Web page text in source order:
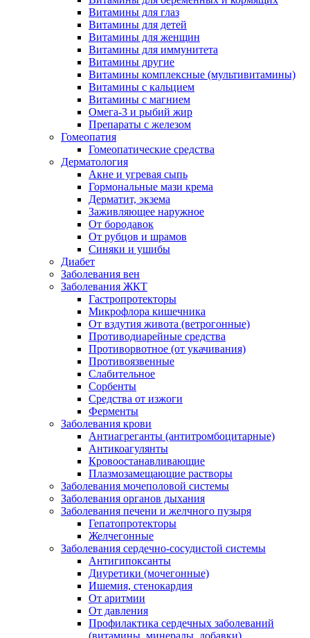
Витамины для глаз
Витамины для детей
Витамины для женщин
Витамины для иммунитета
Витамины другие
Витамины комплексные (мультивитамины)
Витамины с кальцием
Витамины с магнием
Омега-3 и рыбий жир
Препараты с железом
Гомеопатия
Гомеопатические средства
Дерматология
Акне и угревая сыпь
Гормональные мази крема
Дерматит, экзема
Заживляющее наружное
От бородавок
От рубцов и шрамов
Синяки и ушибы
Диабет
Заболевания вен
Заболевания ЖКТ
Гастропротекторы
Микрофлора кишечника
От вздутия живота (ветрогонные)
Противодиарейные средства
Противорвотное (от укачивания)
Противоязвенные
Слабительное
Сорбенты
Средства от изжоги
Ферменты
Заболевания крови
Антиагреганты (антитромбоцитарные)
Антикоагулянты
Кровоостанавливающие
Плазмозамещающие растворы
Заболевания мочеполовой системы
Заболевания органов дыхания
Заболевания печени и желчного пузыря
Гепатопротекторы
Желчегонные
Заболевания сердечно-сосудистой системы
Антигипоксанты
Диуретики (мочегонные)
Ишемия, стенокардия
От аритмии
От давления
Профилактика сердечных заболеваний
(витамины, минералы, добавки)